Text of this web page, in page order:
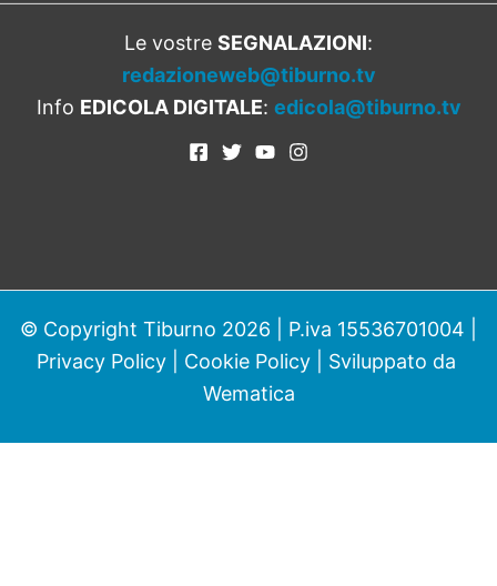
Le vostre SEGNALAZIONI:
redazioneweb@tiburno.tv
Info EDICOLA DIGITALE: edicola@tiburno.tv
© Copyright Tiburno 2026 | P.iva 15536701004 |
Privacy Policy| Cookie Policy| Sviluppato da
Wematica